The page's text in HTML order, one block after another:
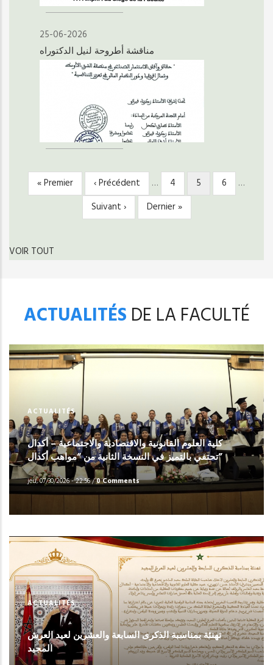
25-06-2026
مناقشة أطروحة لنيل الدكتوراه
PAGINATION
Première
page
« Premier
Page
précédente
‹ Précédent … Page
4
Page
courante
5 Page
6
…
Page
suivante
Suivant ›
Dernière
page
Dernier »
VOIR TOUT
ACTUALITÉS DE LA FACULTÉ
ACTUALITÉS
كلية العلوم القانونية والاقتصادية والاجتماعية – أكدال
تحتفي بالتميز في النسخة الثانية من “مواهب أكدال”
jeu, 07/30/2026 - 22:56/0 Comments
ACTUALITÉS
تهنئة بمناسبة الذكرى السابعة والعشرين لعيد العرش
المجيد